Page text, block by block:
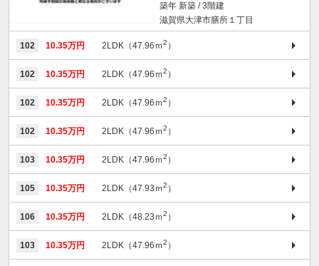
築年 新築 / 3階建
滋賀県大津市膳所１丁目
102 10.35万円 2LDK（47.96ｍ2 ）
102 10.35万円 2LDK（47.96ｍ2 ）
102 10.35万円 2LDK（47.96ｍ2 ）
102 10.35万円 2LDK（47.96ｍ2 ）
103 10.35万円 2LDK（47.96ｍ2 ）
105 10.35万円 2LDK（47.93ｍ2 ）
106 10.35万円 2LDK（48.23ｍ2 ）
103 10.35万円 2LDK（47.96ｍ2 ）